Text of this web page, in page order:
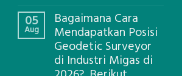
Pemetaan
Drone
LiDAR
Mataram,
Global
05
Aug
Bagaimana Cara
Mendapatkan Posisi
Geodetic Surveyor
di Industri Migas di